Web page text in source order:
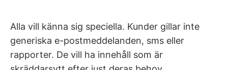
Alla vill känna sig speciella. Kunder gillar inte
generiska e-postmeddelanden, sms eller
rapporter. De vill ha innehåll som är